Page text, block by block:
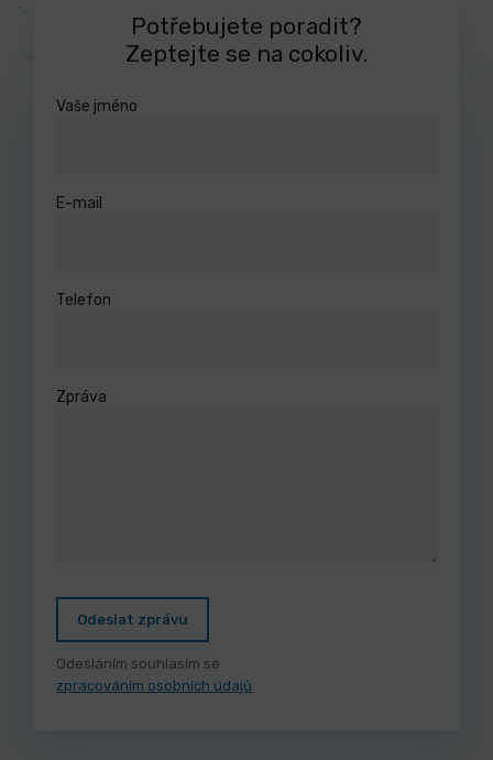
Potřebujete poradit?
Zeptejte se na cokoliv.
Vaše jméno
E-mail
Telefon
Zpráva
Odeslat zprávu
Odesláním souhlasím se
zpracováním osobních údajů